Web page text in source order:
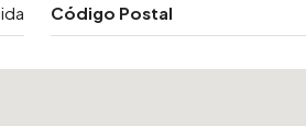
Código Postal